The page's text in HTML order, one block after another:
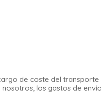
de coste del transporte
los gastos de